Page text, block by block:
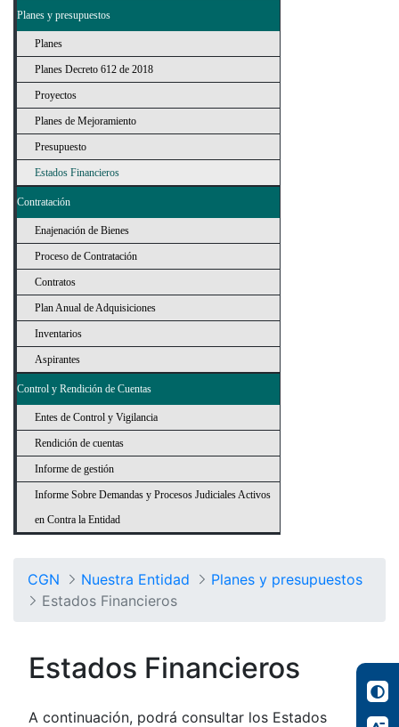
Planes y presupuestos
Planes
Planes Decreto 612 de 2018
Proyectos
Planes de Mejoramiento
Presupuesto
Estados Financieros
Contratación
Enajenación de Bienes
Proceso de Contratación
Contratos
Plan Anual de Adquisiciones
Inventarios
Aspirantes
Control y Rendición de Cuentas
Entes de Control y Vigilancia
Rendición de cuentas
Informe de gestión
Informe Sobre Demandas y Procesos Judiciales Activos
en Contra la Entidad
CGN Nuestra Entidad
Planes y presupuestos
Estados Financieros
Estados Financieros
A continuación, podrá consultar los Estados